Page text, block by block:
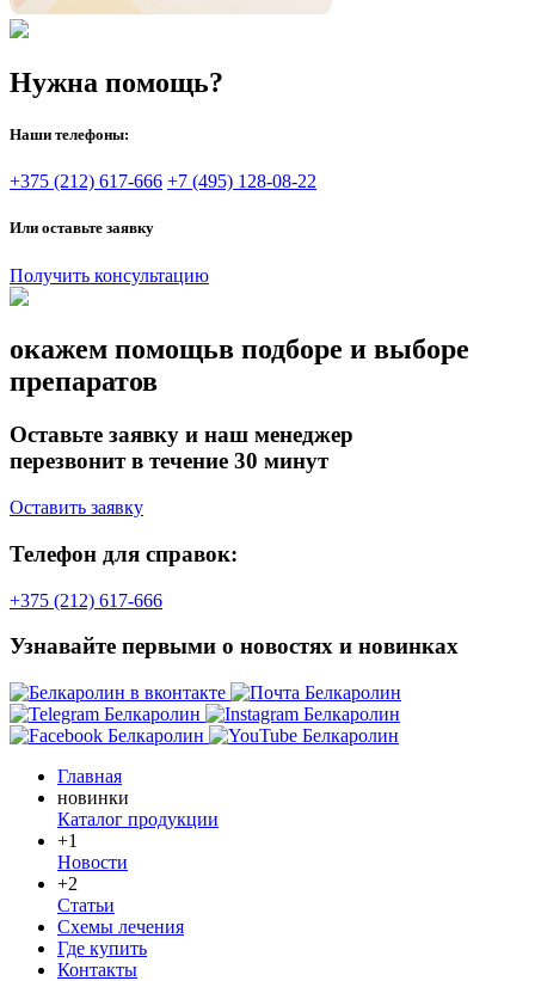
Нужна помощь?
Наши телефоны:
+375 (212) 617-666 +7 (495) 128-08-22
Или оставьте заявку
Получить консультацию
окажем помощьв подборе и выборе
препаратов
Оставьте заявку и наш менеджер
перезвонит в течение 30 минут
Оставить заявку
Телефон для справок:
+375 (212) 617-666
Узнавайте первыми о новостях и новинках
Главная
новинки
Каталог продукции
+1
Новости
+2
Статьи
Схемы лечения
Где купить
Контакты